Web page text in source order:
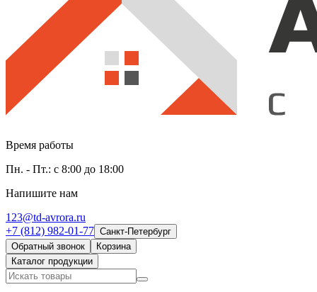
Время работы
Пн. - Пт.: с 8:00 до 18:00
Напишите нам
123@td-avrora.ru
+7 (812) 982-01-77 Санкт-Петербург
Обратный звонок
Корзина
Каталог продукции